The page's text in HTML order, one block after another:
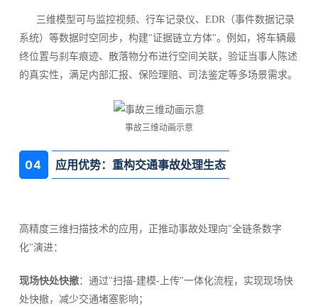
三维模型可与监控视频、行车记录仪、EDR（事件数据记录
系统）等数据时空同步，构建"证据链立方体"。例如，将车辆最
终位置与刹车痕迹、散落物分布进行空间关联，验证当事人陈述
的真实性，满足内部汇报、保险理赔、司法鉴定等多场景需求。
事故三维动画示意
04 应用优势：重构交通事故处理生态
高精度三维扫描技术的应用，正推动事故处理向"全链条数字
化"演进：
现场快处快撤：通过"扫描-建模-上传"一体化流程，实现现场快
处快撤，减少交通堵塞影响；